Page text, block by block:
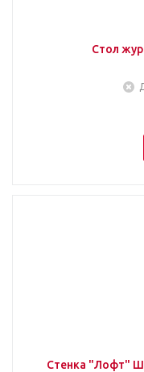
Стол
Стенка "Лофт"